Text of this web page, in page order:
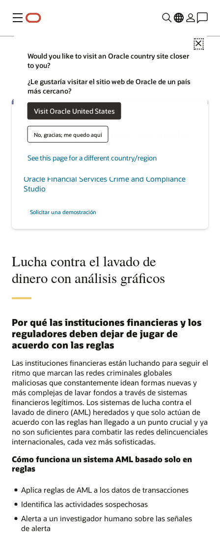
Menú
Close
Would you like to visit an Oracle country site closer
to you?
¿Le gustaría visitar el sitio web de Oracle de un país
más cercano?
Visit Oracle United States
No, gracias; me quedo aquí
See this page for a different country/region
Productos y soluciones relacionados
Money Laundering
Oracle Financial Services Crime and Compliance
Studio
Solicitar una demostración
Lucha contra el lavado de
dinero con análisis gráficos
Por qué las instituciones financieras y los
reguladores deben dejar de jugar de
acuerdo con las reglas
Las instituciones financieras están luchando para seguir el
ritmo que marcan las redes criminales globales
maliciosas que constantemente idean formas nuevas y
más complejas de lavar fondos a través de sistemas
financieros legítimos. Los sistemas de lucha contra el
lavado de dinero (AML) heredados y que solo actúan de
acuerdo con las reglas han llegado a un punto crucial y ya
no son suficientes para combatir las redes delincuenciales
internacionales, cada vez más sofisticadas.
Cómo funciona un sistema AML basado solo en
reglas
Aplica reglas de AML a los datos de transacciones
Identifica las actividades sospechosas
Alerta a un investigador humano sobre las señales
de alerta